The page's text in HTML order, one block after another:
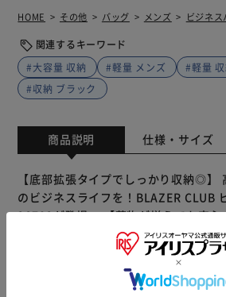
HOME その他 バッグ メンズ ビジネ
関連するキーワード
#大容量 収納
#軽量 メンズ #軽量
#収納 ブラック
商品説明 仕様・サイズ
【底部拡張タイプでしっかり収納◎】
のビジネスライフを！BLAZER
26702が登場。 【荷物が増えても安心
のファスナーをあければ、マチが拡張
が増えても大丈夫。 【B4ファイルや
きめの資料もラクラク収納。クッショ
きで、電子機器の持ち運びも安心。 【